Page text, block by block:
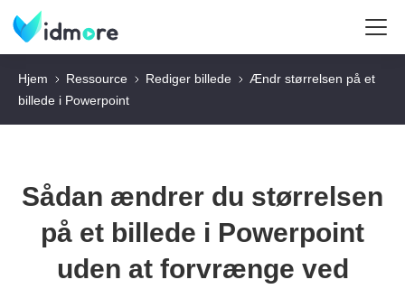
Hjem Ressource Rediger billede
Ændr størrelsen på et
billede i Powerpoint
Sådan ændrer du størrelsen
på et billede i Powerpoint
uden at forvrænge ved